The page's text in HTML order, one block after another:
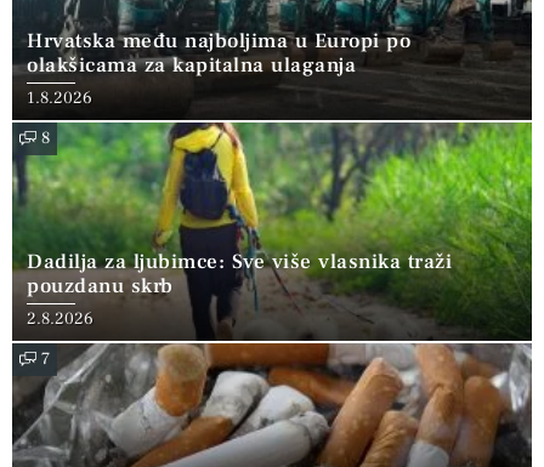
Hrvatska među najboljima u Europi po
olakšicama za kapitalna ulaganja
1.8.2026
8
Dadilja za ljubimce: Sve više vlasnika traži
pouzdanu skrb
2.8.2026
7